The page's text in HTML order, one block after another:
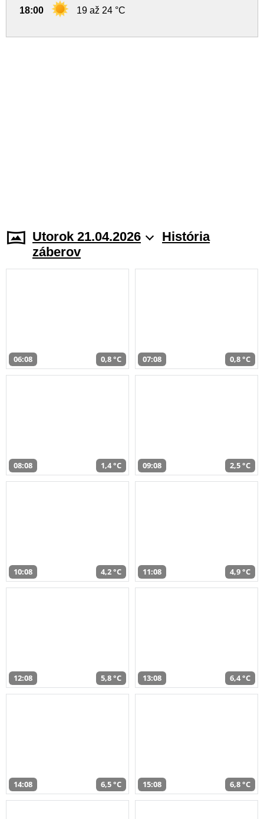
18:00 19 až 24 °C
Utorok 21.04.2026
História
záberov
06:08 0,8 °C 07:08 0,8 °C
08:08 1,4 °C 09:08 2,5 °C
10:08 4,2 °C 11:08 4,9 °C
12:08 5,8 °C 13:08 6,4 °C
14:08 6,5 °C 15:08 6,8 °C